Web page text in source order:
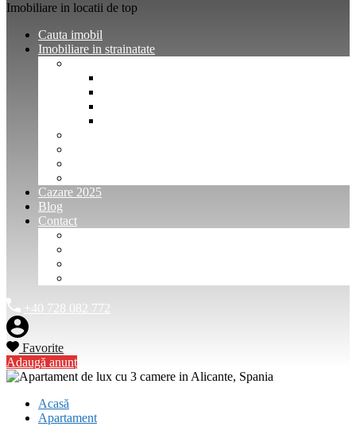
Imobiliare in locatii de top
Cauta imobil
Imobiliare in strainatate
Cazare 2025
Blog
Contact
+40 728 082 772
Favorite
Adaugă anunț
Acasă
Apartament